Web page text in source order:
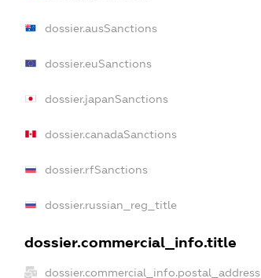
dossier.ausSanctions
dossier.euSanctions
dossier.japanSanctions
dossier.canadaSanctions
dossier.rfSanctions
dossier.russian_reg_title
dossier.commercial_info.title
dossier.commercial_info.postal_address